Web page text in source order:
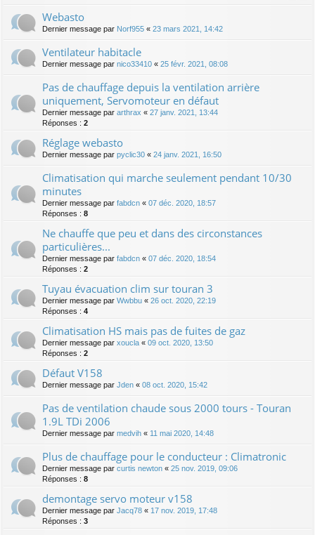
Webasto
Dernier message par Norf955 « 23 mars 2021, 14:42
Ventilateur habitacle
Dernier message par nico33410 « 25 févr. 2021, 08:08
Pas de chauffage depuis la ventilation arrière
uniquement, Servomoteur en défaut
Dernier message par arthrax « 27 janv. 2021, 13:44
Réponses : 2
Réglage webasto
Dernier message par pyclic30 « 24 janv. 2021, 16:50
Climatisation qui marche seulement pendant 10/30
minutes
Dernier message par fabdcn « 07 déc. 2020, 18:57
Réponses : 8
Ne chauffe que peu et dans des circonstances
particulières...
Dernier message par fabdcn « 07 déc. 2020, 18:54
Réponses : 2
Tuyau évacuation clim sur touran 3
Dernier message par Wwbbu « 26 oct. 2020, 22:19
Réponses : 4
Climatisation HS mais pas de fuites de gaz
Dernier message par xoucla « 09 oct. 2020, 13:50
Réponses : 2
Défaut V158
Dernier message par Jden « 08 oct. 2020, 15:42
Pas de ventilation chaude sous 2000 tours - Touran
1.9L TDi 2006
Dernier message par medvih « 11 mai 2020, 14:48
Plus de chauffage pour le conducteur : Climatronic
Dernier message par curtis newton « 25 nov. 2019, 09:06
Réponses : 8
demontage servo moteur v158
Dernier message par Jacq78 « 17 nov. 2019, 17:48
Réponses : 3